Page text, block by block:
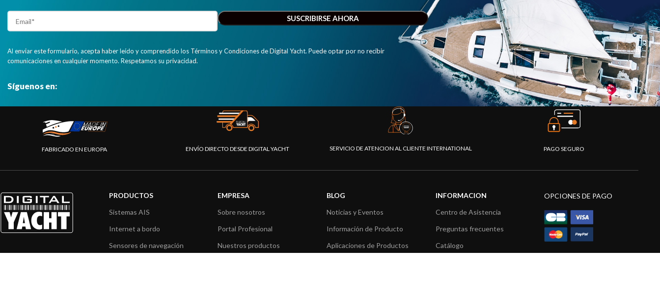
Al enviar este formulario, acepta haber leído y comprendido los Términos y Condiciones de Digital Yacht. Puede optar por no recibir
comunicaciones en cualquier momento. Respetamos su privacidad.
Síguenos en:
FABRICADO EN EUROPA ENVÍO DIRECTO DESDE DIGITAL YACHT SERVICIO DE ATENCION AL CLIENTE INTERNATIONAL PAGO SEGURO
PRODUCTOS
Sistemas AIS
Internet a bordo
Sensores de navegación
EMPRESA
Sobre nosotros
Portal Profesional
Nuestros productos
BLOG
Noticias y Eventos
Información de Producto
Aplicaciones de Productos
INFORMACION
Centro de Asistencia
Preguntas frecuentes
Catálogo
OPCIONES DE PAGO